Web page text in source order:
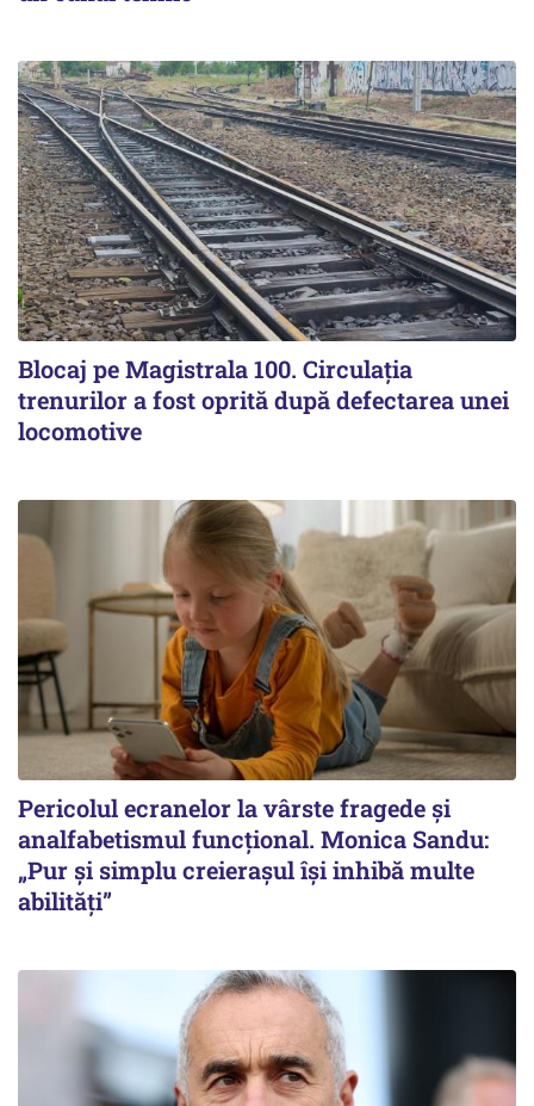
Blocaj pe Magistrala 100. Circulația
trenurilor a fost oprită după defectarea unei
locomotive
Pericolul ecranelor la vârste fragede și
analfabetismul funcțional. Monica Sandu:
„Pur și simplu creierașul își inhibă multe
abilități”